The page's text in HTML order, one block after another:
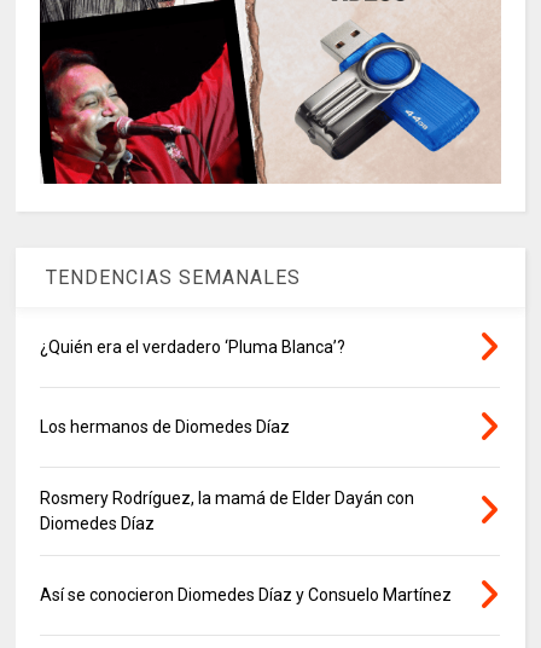
TENDENCIAS SEMANALES
¿Quién era el verdadero ‘Pluma Blanca’?
Los hermanos de Diomedes Díaz
Rosmery Rodríguez, la mamá de Elder Dayán con
Diomedes Díaz
Así se conocieron Diomedes Díaz y Consuelo Martínez